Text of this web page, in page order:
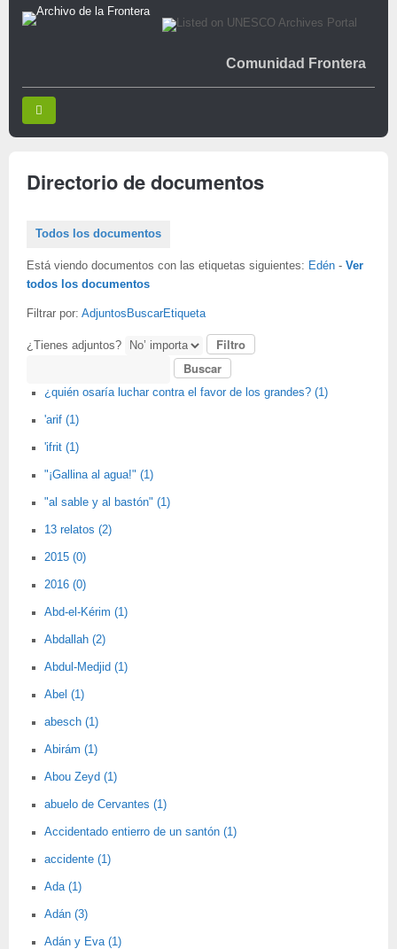
Comunidad Frontera
Directorio de documentos
Todos los documentos
Está viendo documentos con las etiquetas siguientes: Edén - Ver
todos los documentos
Filtrar por: Adjuntos BuscarEtiqueta
¿Tienes adjuntos?
¿quién osaría luchar contra el favor de los grandes? (1)
'arif (1)
'ifrit (1)
"¡Gallina al agua!" (1)
"al sable y al bastón" (1)
13 relatos (2)
2015 (0)
2016 (0)
Abd-el-Kérim (1)
Abdallah (2)
Abdul-Medjid (1)
Abel (1)
abesch (1)
Abirám (1)
Abou Zeyd (1)
abuelo de Cervantes (1)
Accidentado entierro de un santón (1)
accidente (1)
Ada (1)
Adán (3)
Adán y Eva (1)